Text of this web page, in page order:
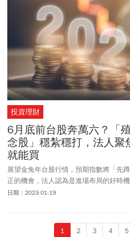
投資理財
6月底前台股奔萬六？「
念股」穩紮穩打，法人聚
就能買
展望金兔年台股行情，預期指數將「先
正的機會，法人認為是進場布局的好時
RISC-V、軍工股及高息族群等，將有機
日期：2023-01-19
1 2 3 4 5